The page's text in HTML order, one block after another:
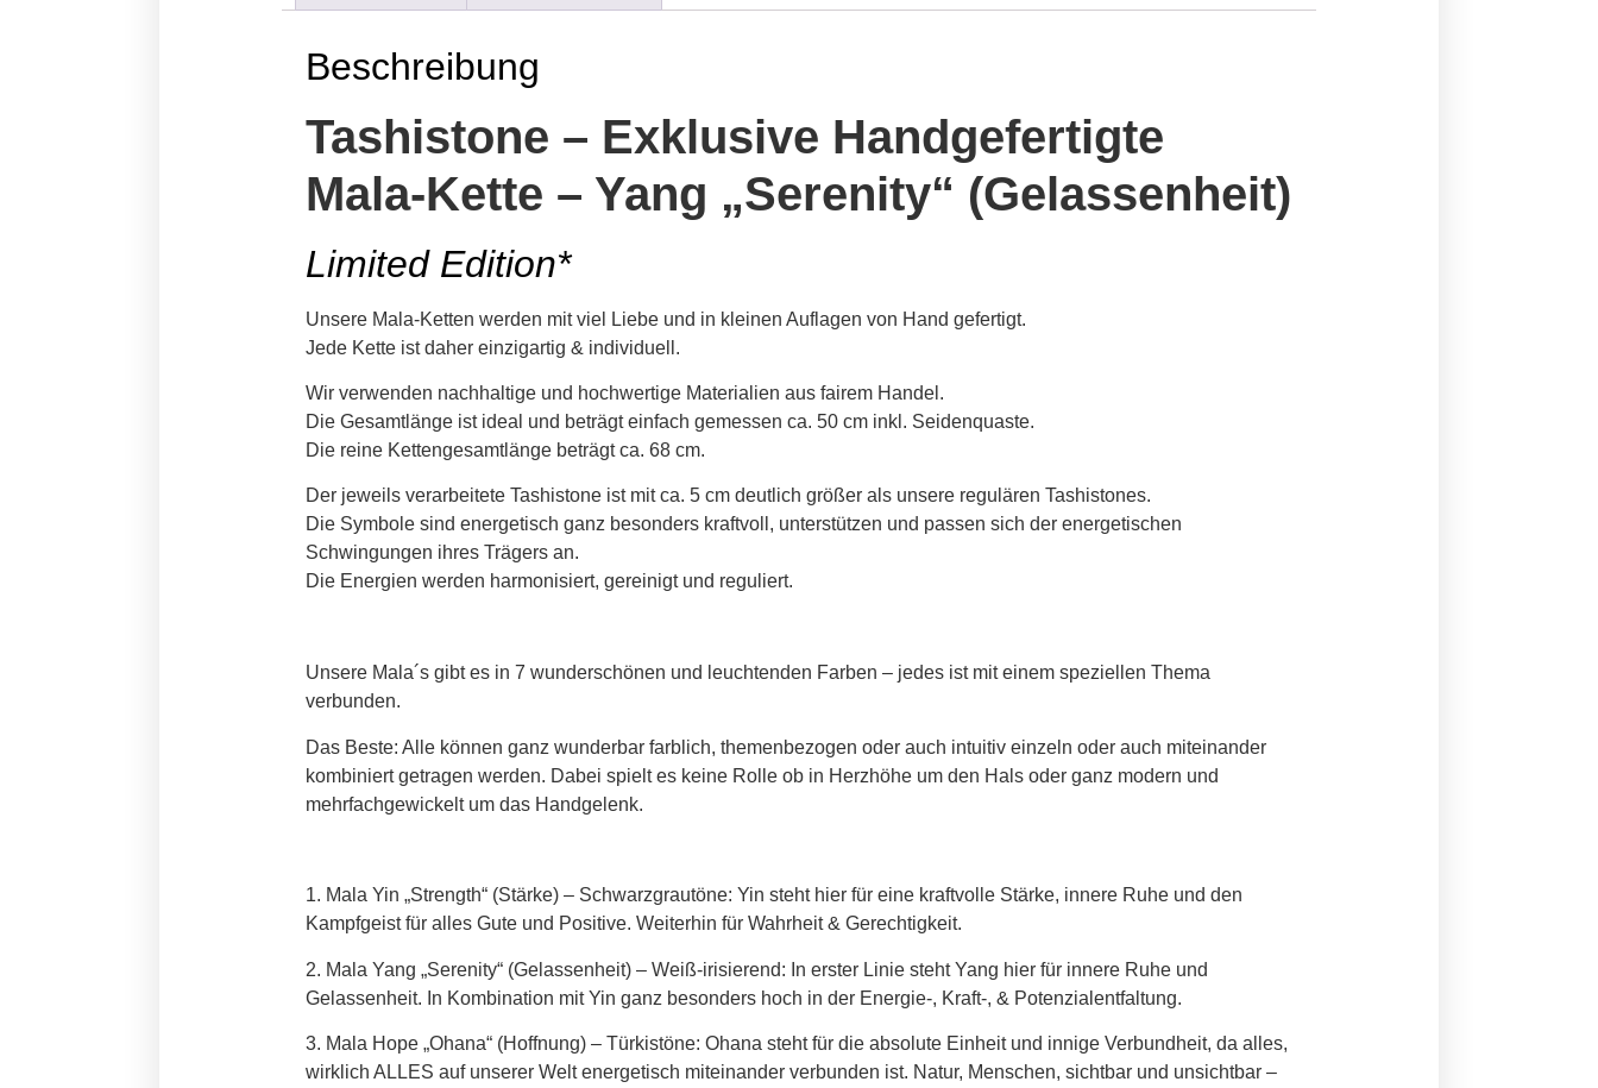
Beschreibung
Tashistone – Exklusive Handgefertigte
Mala-Kette – Yang „Serenity“ (Gelassenheit)
Limited Edition*
Unsere Mala-Ketten werden mit viel Liebe und in kleinen Auflagen von Hand gefertigt.
Jede Kette ist daher einzigartig & individuell.
Wir verwenden nachhaltige und hochwertige Materialien aus fairem Handel.
Die Gesamtlänge ist ideal und beträgt einfach gemessen ca. 50 cm inkl. Seidenquaste.
Die reine Kettengesamtlänge beträgt ca. 68 cm.
Der jeweils verarbeitete Tashistone ist mit ca. 5 cm deutlich größer als unsere regulären Tashistones.
Die Symbole sind energetisch ganz besonders kraftvoll, unterstützen und passen sich der energetischen
Schwingungen ihres Trägers an.
Die Energien werden harmonisiert, gereinigt und reguliert.
Unsere Mala´s gibt es in 7 wunderschönen und leuchtenden Farben – jedes ist mit einem speziellen Thema
verbunden.
Das Beste: Alle können ganz wunderbar farblich, themenbezogen oder auch intuitiv einzeln oder auch miteinander
kombiniert getragen werden. Dabei spielt es keine Rolle ob in Herzhöhe um den Hals oder ganz modern und
mehrfachgewickelt um das Handgelenk.
1. Mala Yin „Strength“ (Stärke) – Schwarzgrautöne: Yin steht hier für eine kraftvolle Stärke, innere Ruhe und den
Kampfgeist für alles Gute und Positive. Weiterhin für Wahrheit & Gerechtigkeit.
2. Mala Yang „Serenity“ (Gelassenheit) – Weiß-irisierend: In erster Linie steht Yang hier für innere Ruhe und
Gelassenheit. In Kombination mit Yin ganz besonders hoch in der Energie-, Kraft-, & Potenzialentfaltung.
3. Mala Hope „Ohana“ (Hoffnung) – Türkistöne: Ohana steht für die absolute Einheit und innige Verbundheit, da alles,
wirklich ALLES auf unserer Welt energetisch miteinander verbunden ist. Natur, Menschen, sichtbar und unsichtbar –